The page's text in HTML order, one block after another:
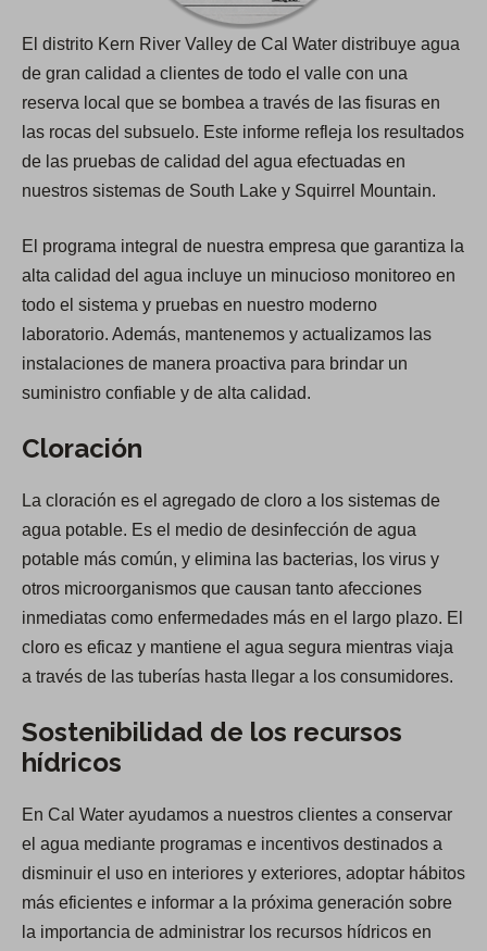
El distrito Kern River Valley de Cal Water distribuye agua
de gran calidad a clientes de todo el valle con una
reserva local que se bombea a través de las fisuras en
las rocas del subsuelo. Este informe refleja los resultados
de las pruebas de calidad del agua efectuadas en
nuestros sistemas de South Lake y Squirrel Mountain.
El programa integral de nuestra empresa que garantiza la
alta calidad del agua incluye un minucioso monitoreo en
todo el sistema y pruebas en nuestro moderno
laboratorio. Además, mantenemos y actualizamos las
instalaciones de manera proactiva para brindar un
suministro confiable y de alta calidad.
Cloración
La cloración es el agregado de cloro a los sistemas de
agua potable. Es el medio de desinfección de agua
potable más común, y elimina las bacterias, los virus y
otros microorganismos que causan tanto afecciones
inmediatas como enfermedades más en el largo plazo. El
cloro es eficaz y mantiene el agua segura mientras viaja
a través de las tuberías hasta llegar a los consumidores.
Sostenibilidad de los recursos
hídricos
En Cal Water ayudamos a nuestros clientes a conservar
el agua mediante programas e incentivos destinados a
disminuir el uso en interiores y exteriores, adoptar hábitos
más eficientes e informar a la próxima generación sobre
la importancia de administrar los recursos hídricos en